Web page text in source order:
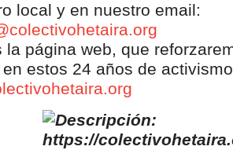
local y en nuestro email:
la página web, que
estos 24 años de